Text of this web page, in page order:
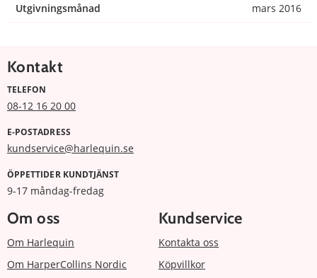
Utgivningsmånad mars 2016
Kontakt
TELEFON
08-12 16 20 00
E-POSTADRESS
kundservice@harlequin.se
ÖPPETTIDER KUNDTJÄNST
9-17 måndag-fredag
Om oss
Om Harlequin
Om HarperCollins Nordic
Kundservice
Kontakta oss
Köpvillkor